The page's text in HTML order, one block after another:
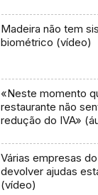
Madeira não tem
biométrico (vídeo)
«Neste momento
restaurante não
redução do IVA»
Várias empresas
devolver ajudas
(vídeo)